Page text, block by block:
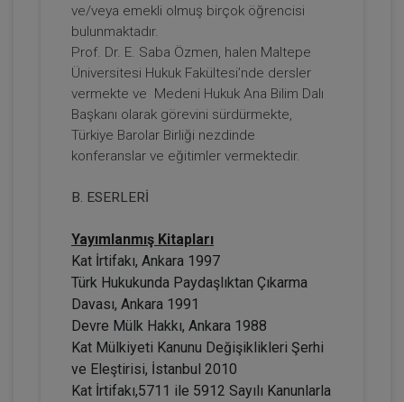
Prof. Dr. Etem Saba ÖZMEN
Sözleşmesi Yapılmasına Bağlı Yanılgılar
Video Eğitimi
300 TL
Hukuk Eğitim
ve/veya emekli olmuş birçok öğrencisi
bulunmaktadır.
Prof. Dr. E. Saba Özmen, halen Maltepe
Üniversitesi Hukuk Fakültesi’nde dersler
vermekte ve Medeni Hukuk Ana Bilim Dalı
Başkanı olarak görevini sürdürmekte,
Türkiye Barolar Birliği nezdinde
konferanslar ve eğitimler vermektedir.
B. ESERLERİ
Yayımlanmış Kitapları
Kat İrtifakı, Ankara 1997
Türk Hukukunda Paydaşlıktan Çıkarma
Davası, Ankara 1991
Devre Mülk Hakkı, Ankara 1988
Kat Mülkiyeti Kanunu Değişiklikleri Şerhi
ve Eleştirisi, İstanbul 2010
Kat İrtifakı,5711 ile 5912 Sayılı Kanunlarla